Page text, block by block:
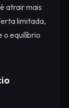
atrair mais
limitada,
o equilíbrio